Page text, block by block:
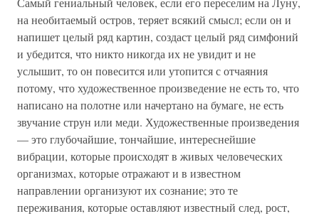
на необитаемый остров, теряет всякий смысл; если он и
напишет целый ряд картин, создаст целый ряд симфоний
и убедится, что никто никогда их не увидит и не
услышит, то он повесится или утопится с отчаяния
потому, что художественное произведение не есть то, что
написано на полотне или начертано на бумаге, не есть
звучание струн или меди. Художественные произведения
— это глубочайшие, тончайшие, интереснейшие
вибрации, которые происходят в живых человеческих
организмах, которые отражают и в известном
направлении организуют их сознание; это те
переживания, которые оставляют известный след, рост,